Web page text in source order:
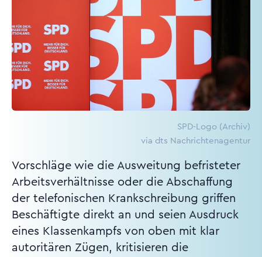
SPD-Logo (Archiv)
via dts Nachrichtenagentur
Vorschläge wie die Ausweitung befristeter
Arbeitsverhältnisse oder die Abschaffung
der telefonischen Krankschreibung griffen
Beschäftigte direkt an und seien Ausdruck
eines Klassenkampfs von oben mit klar
autoritären Zügen, kritisieren die